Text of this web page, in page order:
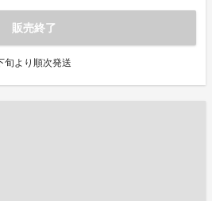
販売終了
旬より順次発送